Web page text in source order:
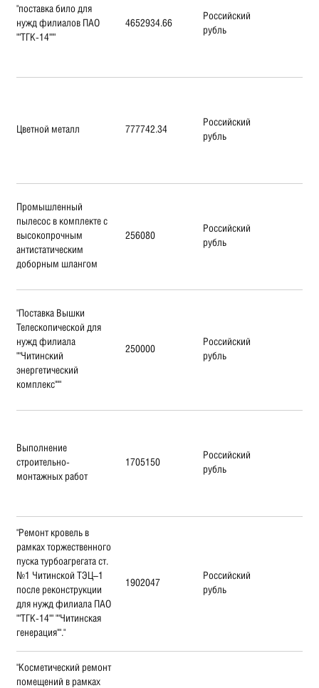
"поставка било для
нужд филиалов ПАО
""ТГК-14"""
4652934.66
Российский
рубль
Цветной металл 777742.34
Российский
рубль
Промышленный
пылесос в комплекте с
высокопрочным
антистатическим
доборным шлангом
256080
Российский
рубль
"Поставка Вышки
Телескопической для
нужд филиала
""Читинский
энергетический
комплекс"""
250000
Российский
рубль
Выполнение
строительно-
монтажных работ
1705150
Российский
рубль
"Ремонт кровель в
рамках торжественного
пуска турбоагрегата ст.
№1 Читинской ТЭЦ–1
после реконструкции
для нужд филиала ПАО
""ТГК-14"" ""Читинская
генерация""."
1902047
Российский
рубль
"Косметический ремонт
помещений в рамках